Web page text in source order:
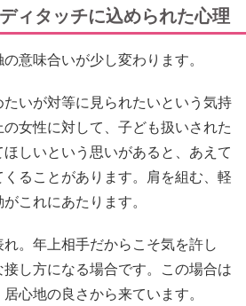
ィタッチに込められた心理
意味合いが少し変わります。
いが対等に見られたいという気持
女性に対して、子ども扱いされた
ほしいという思いがあると、あえて
ることがあります。肩を組む、軽
これにあたります。
。年上相手だからこそ気を許し
し方になる場合です。この場合は
心地の良さから来ています。